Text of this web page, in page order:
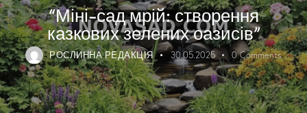
“Міні-сад мрій: створення
казкових зелених оазисів”
РОСЛИННА РЕДАКЦІЯ 30.05.2025 0 Comments